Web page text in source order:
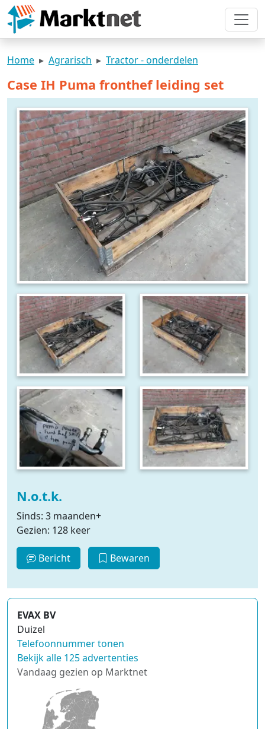
Home Agrarisch Tractor - onderdelen
Case IH Puma fronthef leiding set
N.o.t.k.
Sinds: 3 maanden+
Gezien: 128 keer
Bericht Bewaren
EVAX BV
Duizel
Telefoonnummer tonen
Bekijk alle 125 advertenties
Vandaag gezien op Marktnet